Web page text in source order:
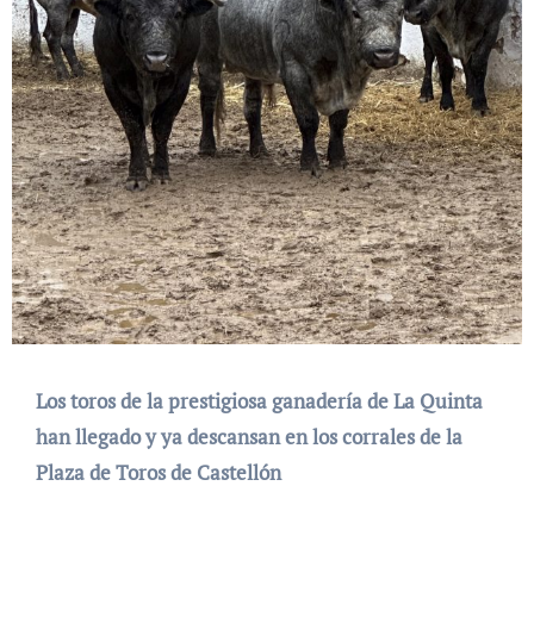
Los toros de la prestigiosa ganadería de La Quinta
han llegado y ya descansan en los corrales de la
Plaza de Toros de Castellón